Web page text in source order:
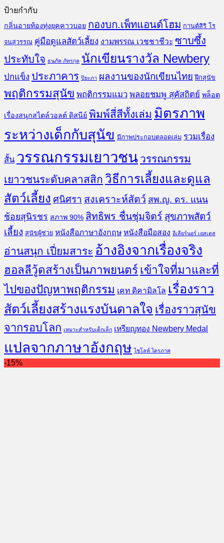
ป้ายกำกับ
กลิ่นอายท้องทุ่งยุคคาวบอย กองบก.เพ็ทแอนด์โฮม กานต์สิริ โร
จนสุวรรณ คู่มือดูแลสัตว์เลี้ยง งามพรรณ เวชชาชีวะ ซาบซึ้ง
ประทับใจ ธนภัค ภัทรกุล นักเขียนรางวัล Newbery
ปกแข็ง ประภาคาร ปิยะภา ผลงานของนักเขียนไทย ฝึกสุนัข
พฤติกรรมสุนัข พฤติกรรมแมว พลอยชมพู สุคัสถิตย์ พล็อต
เรื่องสนุกสไตล์วอลต์ ดิสนีย์ พิมพ์สี่สีทั้งเล่ม มิตรภาพ
ระหว่างเด็กกับสุนัข มีภาพประกอบตลอดเล่ม รวมเรื่อง
สั้น วรรณกรรมเยาวชน วรรณกรรม
เยาวชนระดับคลาสสิก วิธีการเลี้ยงและดูแล
สัตว์เลี้ยง ศนิศรา สงเคราะห์สัตว์ สพ.ญ. ดร. แนน
ช้อยสุนิรชร สภาพ 90% สิทธิพร ชื่นชุ่มจิตร์ สุขภาพสัตว์
เลี้ยง สุนัขผู้ช่วย หนังสือภาษาอังกฤษ หนังสือมือสอง อีเลียร์นอร์ เอสเตส
อ่านสนุก เปี่ยมสาระ อ้างอิงจากเรื่องจริง
ฮอลลีวู้ดสร้างเป็นภาพยนตร์ เข้าใจที่มาและที่
ไปของปัญหาพฤติกรรม เคท ดิคามิลโล เรื่องราว
สัตว์เลี้ยงสร้างแรงบันดาลใจ เรื่องราวสุนัข
จากรอบโลก เหมาะสำหรับเด็กเล็ก เหรียญทอง Newbery Medal
แปลจากภาษาอังกฤษ ไชโลห์ ไตรภาค
-15%